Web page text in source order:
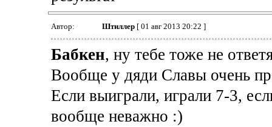
Автор: Штиллер[ 01 авг 2013 20:22 ]
Бабкен, ну тебе тоже не
Вообще у дяди Славы очень
Если выиграли, играли 7-3,
вообще неважно :)